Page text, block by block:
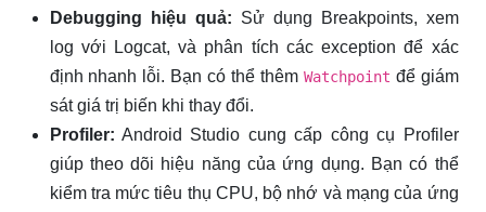
Debugging hiệu quả: Sử dụng Breakpoints, xem
log với Logcat, và phân tích các exception để xác
định nhanh lỗi. Bạn có thể thêm Watchpoint để giám
sát giá trị biến khi thay đổi.
Profiler: Android Studio cung cấp công cụ Profiler
giúp theo dõi hiệu năng của ứng dụng. Bạn có thể
kiểm tra mức tiêu thụ CPU, bộ nhớ và mạng của ứng